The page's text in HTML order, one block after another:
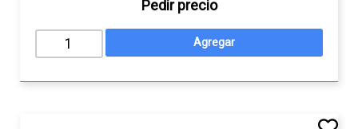
Pedir precio